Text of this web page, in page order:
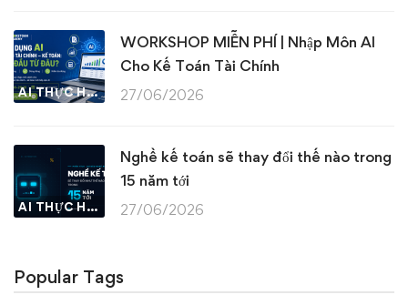
AI THỰC HÀNH
WORKSHOP MIỄN PHÍ | Nhập Môn AI
Cho Kế Toán Tài Chính
27/06/2026
AI THỰC HÀNH
Nghề kế toán sẽ thay đổi thế nào trong
15 năm tới
27/06/2026
Popular Tags